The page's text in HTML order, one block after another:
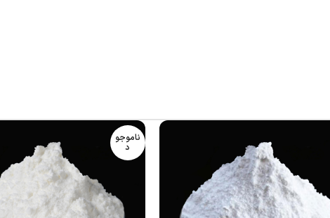
، مستربچ ها و کامپاندها، شما مشتریان عزیز می توانید از طریق
ناموجو
د